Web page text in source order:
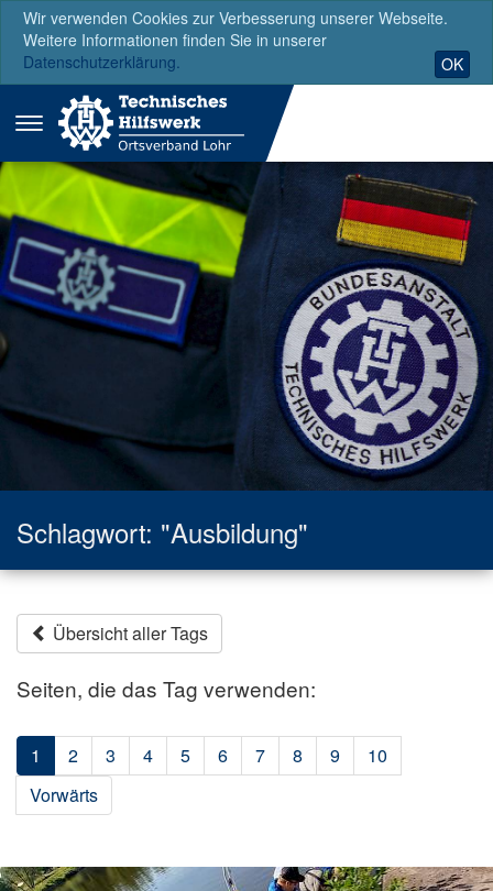
Wir verwenden Cookies zur Verbesserung unserer Webseite.
Weitere Informationen finden Sie in unserer
Datenschutzerklärung.
OK
Menü
ausklappen
Schlagwort: "Ausbildung"
Übersicht aller Tags
Seiten, die das Tag verwenden:
1 2 3 4 5 6 7 8 9
10
Vorwärts